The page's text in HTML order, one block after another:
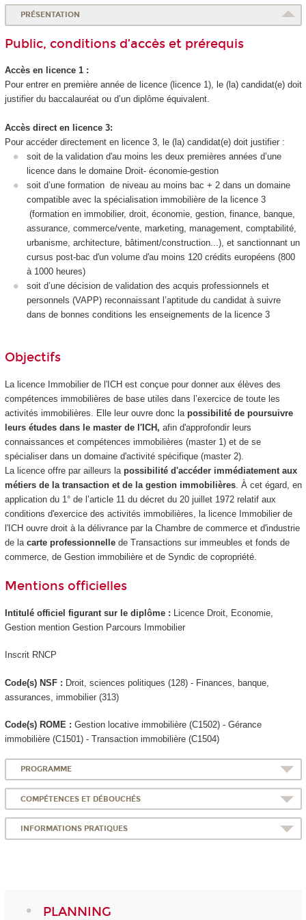
PRÉSENTATION
Public, conditions d’accès et prérequis
Accès en licence 1 :
Pour entrer en première année de licence (licence 1), le (la) candidat(e) doit
justifier du baccalauréat ou d’un diplôme équivalent.
Accès direct en licence 3:
Pour accéder directement en licence 3, le (la) candidat(e) doit justifier :
soit de la validation d'au moins les deux premières années d’une
licence dans le domaine Droit- économie-gestion
soit d’une formation de niveau au moins bac + 2 dans un domaine
compatible avec la spécialisation immobilière de la licence 3
(formation en immobilier, droit, économie, gestion, finance, banque,
assurance, commerce/vente, marketing, management, comptabilité,
urbanisme, architecture, bâtiment/construction...), et sanctionnant un
cursus post-bac d'un volume d'au moins 120 crédits européens (800
à 1000 heures)
soit d’une décision de validation des acquis professionnels et
personnels (VAPP) reconnaissant l’aptitude du candidat à suivre
dans de bonnes conditions les enseignements de la licence 3
Objectifs
La licence Immobilier de l'ICH est conçue pour donner aux élèves des
compétences immobilières de base utiles dans l’exercice de toute les
activités immobilières. Elle leur ouvre donc la possibilité de poursuivre
leurs études dans le master de l'ICH, afin d'approfondir leurs
connaissances et compétences immobilières (master 1) et de se
spécialiser dans un domaine d'activité spécifique (master 2).
La licence offre par ailleurs la possibilité d'accéder immédiatement aux
métiers de la transaction et de la gestion immobilières. À cet égard, en
application du 1° de l’article 11 du décret du 20 juillet 1972 relatif aux
conditions d'exercice des activités immobilières, la licence Immobilier de
l'ICH ouvre droit à la délivrance par la Chambre de commerce et d'industrie
de la carte professionnellede Transactions sur immeubles et fonds de
commerce, de Gestion immobilière et de Syndic de copropriété.
Mentions officielles
Intitulé officiel figurant sur le diplôme : Licence Droit, Economie,
Gestion mention Gestion Parcours Immobilier
Inscrit RNCP
Code(s) NSF : Droit, sciences politiques (128) - Finances, banque,
assurances, immobilier (313)
Code(s) ROME : Gestion locative immobilière (C1502) - Gérance
immobilière (C1501) - Transaction immobilière (C1504)
PROGRAMME
COMPÉTENCES ET DÉBOUCHÉS
INFORMATIONS PRATIQUES
PLANNING